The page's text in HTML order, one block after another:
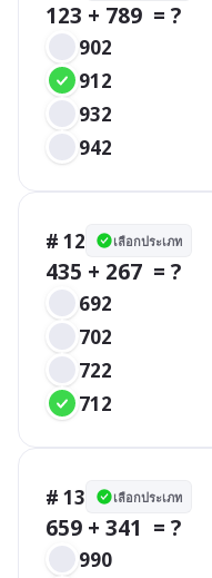
123 + 789  = ?
902
912
932
942
# 12 เลือกประเภท
435 + 267  = ?
692
702
722
712
# 13 เลือกประเภท
659 + 341  = ?
990